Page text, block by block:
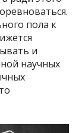
пола к
и
научных